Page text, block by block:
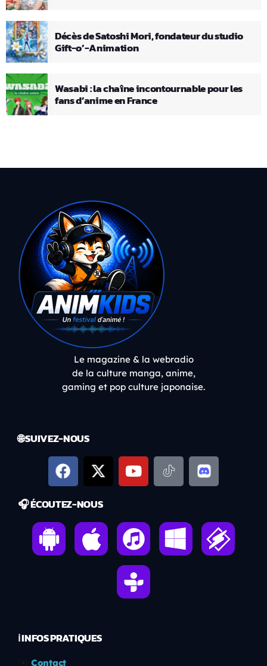
Décès de Satoshi Mori, fondateur du studio
Gift-o’-Animation
Wasabi : la chaîne incontournable pour les
fans d’anime en France
Le magazine & la webradio
de la culture manga, anime,
gaming et pop culture japonaise.
🌐 SUIVEZ-NOUS
🎧 ÉCOUTEZ-NOUS
ℹ️ INFOS PRATIQUES
Contact